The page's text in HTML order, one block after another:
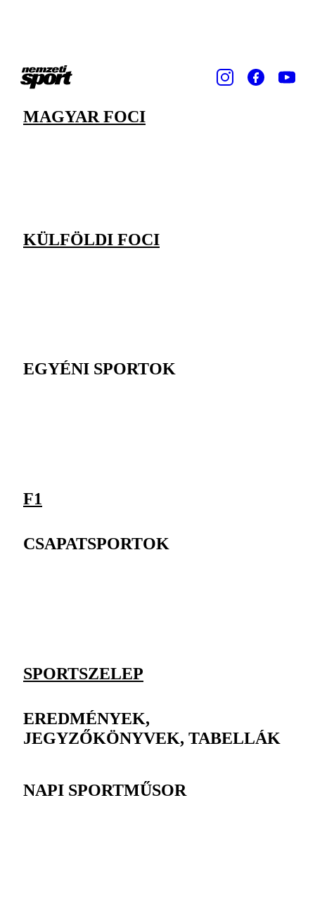
MAGYAR FOCI
KÜLFÖLDI FOCI
EGYÉNI SPORTOK
F1
CSAPATSPORTOK
SPORTSZELEP
EREDMÉNYEK,
JEGYZŐKÖNYVEK, TABELLÁK
NAPI SPORTMŰSOR